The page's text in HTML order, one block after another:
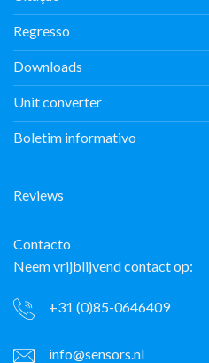
Regresso
Downloads
Unit converter
Boletim informativo
Reviews
Contacto
Neem vrijblijvend contact op:
+31 (0)85-0646409
info@sensors.nl